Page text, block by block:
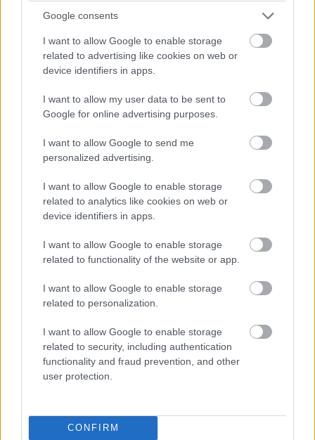
Google consents
I want to allow Google to enable storage
related to advertising like cookies on web or
device identifiers in apps.
I want to allow my user data to be sent to
Google for online advertising purposes.
I want to allow Google to send me
personalized advertising.
I want to allow Google to enable storage
related to analytics like cookies on web or
device identifiers in apps.
I want to allow Google to enable storage
related to functionality of the website or app.
I want to allow Google to enable storage
related to personalization.
I want to allow Google to enable storage
related to security, including authentication
functionality and fraud prevention, and other
user protection.
CONFIRM
tehtyä allekirjoitusta. Tällaiset ovat
käytännössä yksittäisiä poikkeuksia, jotka
tällaisesta määrämuodosta on säädetty
muun muassa kiinteistön kauppakirjoille ja
testamenteille.
helposti
Nimet alle dokumenttiin kuin
dokumenttiin helposti vaikka omalta
puhelimelta, tallennettuna